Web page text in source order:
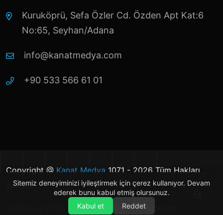
Kuruköprü, Sefa Özler Cd. Özden Apt Kat:6
No:65, Seyhan/Adana
info@kanatmedya.com
+90 533 566 61 01
Copyright @ Kanat Medya 1071 - 2026 Tüm Hakları
Saklıdır
Instagram
Sitemiz deneyiminizi iyileştirmek için çerez kullanıyor. Devam
ederek bunu kabul etmiş olursunuz.
Kabul et
Reddet